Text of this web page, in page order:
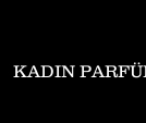
KADIN